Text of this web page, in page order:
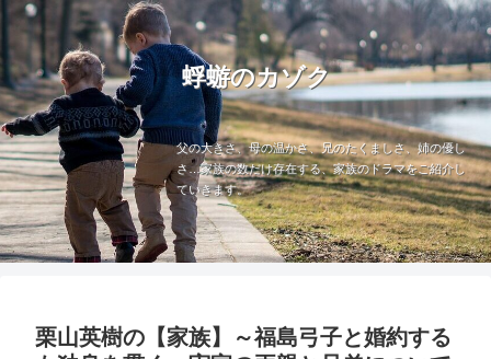
蜉蝣のカゾク
父の大きさ、母の温かさ、兄のたくましさ、姉の優し
さ…家族の数だけ存在する、家族のドラマをご紹介し
ていきます。
栗山英樹の【家族】～福島弓子と婚約する